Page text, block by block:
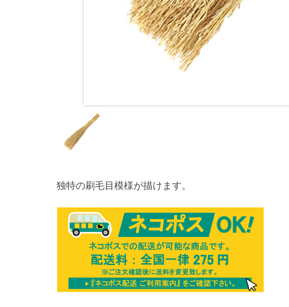
独特の刷毛目模様が描けます。